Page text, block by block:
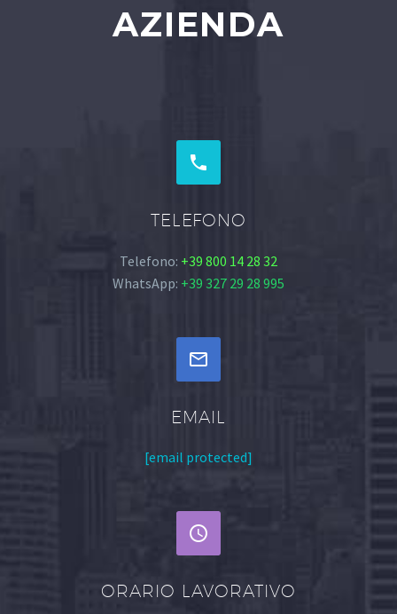
AZIENDA


TELEFONO
Telefono: +39 800 14 28 32
WhatsApp: +39 327 29 28 995


EMAIL
[email protected]


ORARIO LAVORATIVO